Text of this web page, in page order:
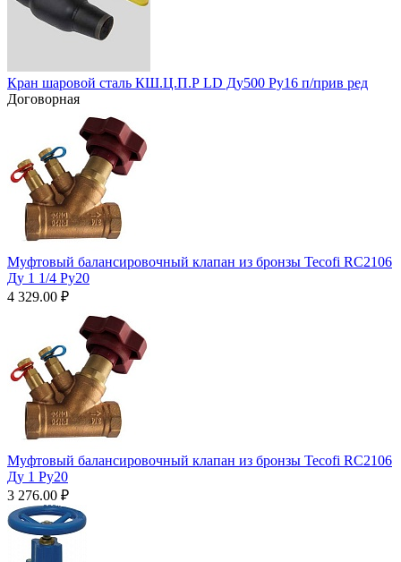
Кран шаровой сталь КШ.Ц.П.Р LD Ду500 Ру16 п/прив ред
Договорная
Муфтовый балансировочный клапан из бронзы Tecofi RC2106
Ду 1 1/4 Ру20
4 329.00 ₽
Муфтовый балансировочный клапан из бронзы Tecofi RC2106
Ду 1 Ру20
3 276.00 ₽